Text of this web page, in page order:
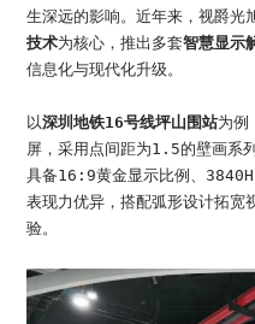
生深远的影响。近年来，视爵光
技术为核心，推出多套智慧显示
信息化与现代化升级。
以深圳地铁16号线坪山围站为例
屏，采用点间距为1.5的壁画系
具备16:9黄金显示比例、
表现力优异，搭配弧形设计拓宽
验。